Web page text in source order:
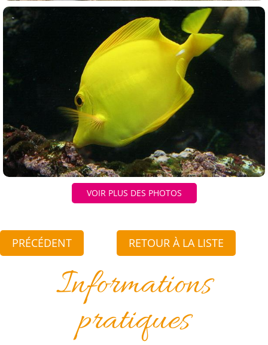
VOIR PLUS DES PHOTOS
PRÉCÉDENT RETOUR À LA LISTE
Informations
pratiques